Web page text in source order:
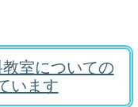
室についての
います